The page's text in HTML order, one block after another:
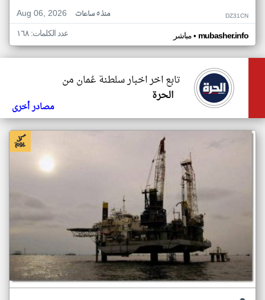
Aug 06, 2026
منذ ٥ ساعات DZ31CN
مباشر• mubasher.info عدد الكلمات: ١٦٨
تابع اخر اخبار سلطنة عُمان من
الحرة
مصادر أخرى